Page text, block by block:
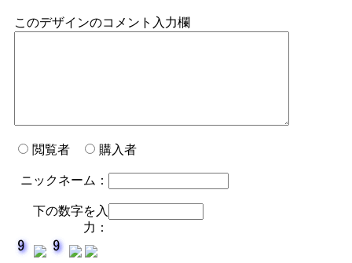
このデザインのコメント入力欄
閲覧者 購入者
ニックネーム：
下の数字を入
力：